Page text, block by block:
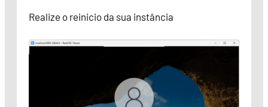
Realize o reinicio da sua instância